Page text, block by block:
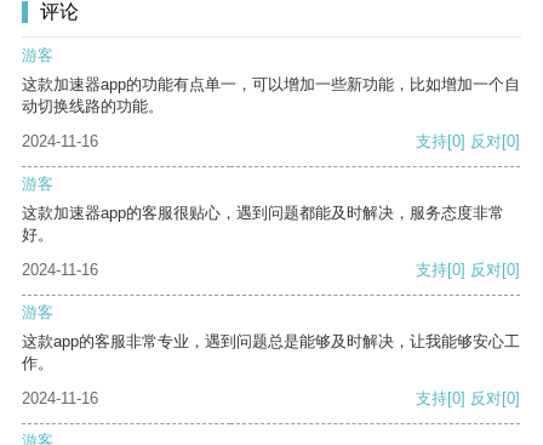
评论
游客
这款加速器app的功能有点单一，可以增加一些新功能，比如增加一个自
动切换线路的功能。
2024-11-16
支持[0] 反对[0]
游客
这款加速器app的客服很贴心，遇到问题都能及时解决，服务态度非常
好。
2024-11-16
支持[0] 反对[0]
游客
这款app的客服非常专业，遇到问题总是能够及时解决，让我能够安心工
作。
2024-11-16
支持[0] 反对[0]
游客